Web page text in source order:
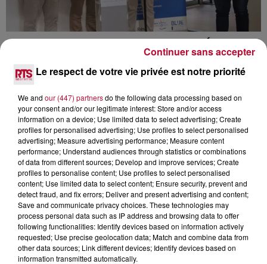
FLEX IN BLUE : UNE OPPORTUNITÉ EN OR
POUR L'ÉCONOMIE BLEUE À SÈTE
INNOVATION ÉCOLOGIQUE : CARENELEC
TRANSFORME LES BATEAUX À SÈTE
Le respect de votre vie privée est notre priorité
We and our (447) partnersdo the following data processing based on
your consent and/or our legitimate interest: Store and/or access
information on a device; Use limited data to select advertising; Create
profiles for personalised advertising; Use profiles to select personalised
advertising; Measure advertising performance; Measure content
performance; Understand audiences through statistics or combinations
of data from different sources; Develop and improve services; Create
profiles to personalise content; Use profiles to select personalised
content; Use limited data to select content; Ensure security, prevent and
detect fraud, and fix errors; Deliver and present advertising and content;
Save and communicate privacy choices. These technologies may
process personal data such as IP address and browsing data to offer
following functionalities: Identify devices based on information actively
requested; Use precise geolocation data; Match and combine data from
other data sources; Link different devices; Identify devices based on
information transmitted automatically.
Continuer sans accepter